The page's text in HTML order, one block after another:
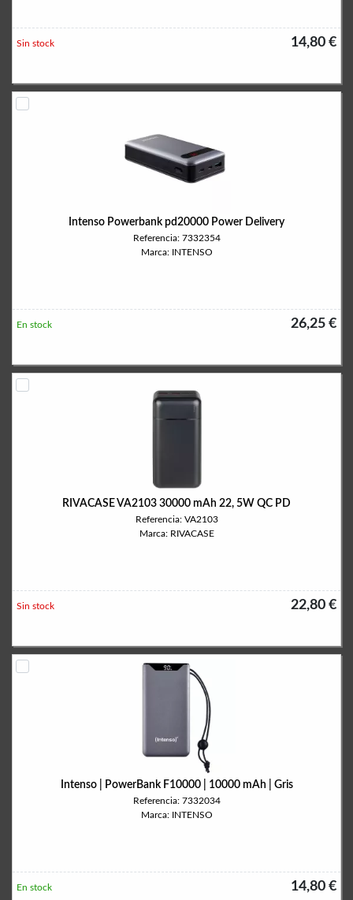
14,80 €
Sin stock
Intenso Powerbank pd20000 Power Delivery
Referencia: 7332354
Marca: INTENSO
26,25 €
En stock
RIVACASE VA2103 30000 mAh 22, 5W QC PD
Referencia: VA2103
Marca: RIVACASE
22,80 €
Sin stock
Intenso | PowerBank F10000 | 10000 mAh | Gris
Referencia: 7332034
Marca: INTENSO
14,80 €
En stock